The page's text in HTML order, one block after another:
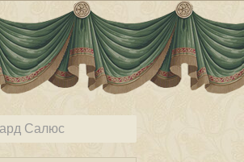
Салюс